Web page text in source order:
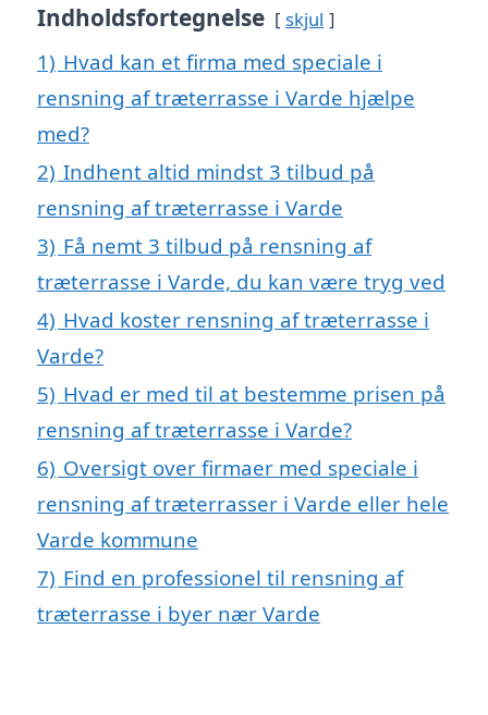
Indholdsfortegnelse skjul
1) Hvad kan et firma med speciale i
rensning af træterrasse i Varde hjælpe
med?
2) Indhent altid mindst 3 tilbud på
rensning af træterrasse i Varde
3) Få nemt 3 tilbud på rensning af
træterrasse i Varde, du kan være tryg ved
4) Hvad koster rensning af træterrasse i
Varde?
5) Hvad er med til at bestemme prisen på
rensning af træterrasse i Varde?
6) Oversigt over firmaer med speciale i
rensning af træterrasser i Varde eller hele
Varde kommune
7) Find en professionel til rensning af
træterrasse i byer nær Varde